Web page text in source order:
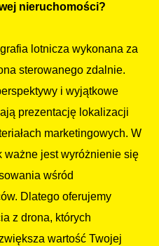
nieruchomości?
lotnicza wykonana za
sterowanego zdalnie.
i wyjątkowe
prezentację lokalizacji
marketingowych. W
ważne jest wyróżnienie się
wśród
Dlatego oferujemy
z drona, których
wartość Twojej